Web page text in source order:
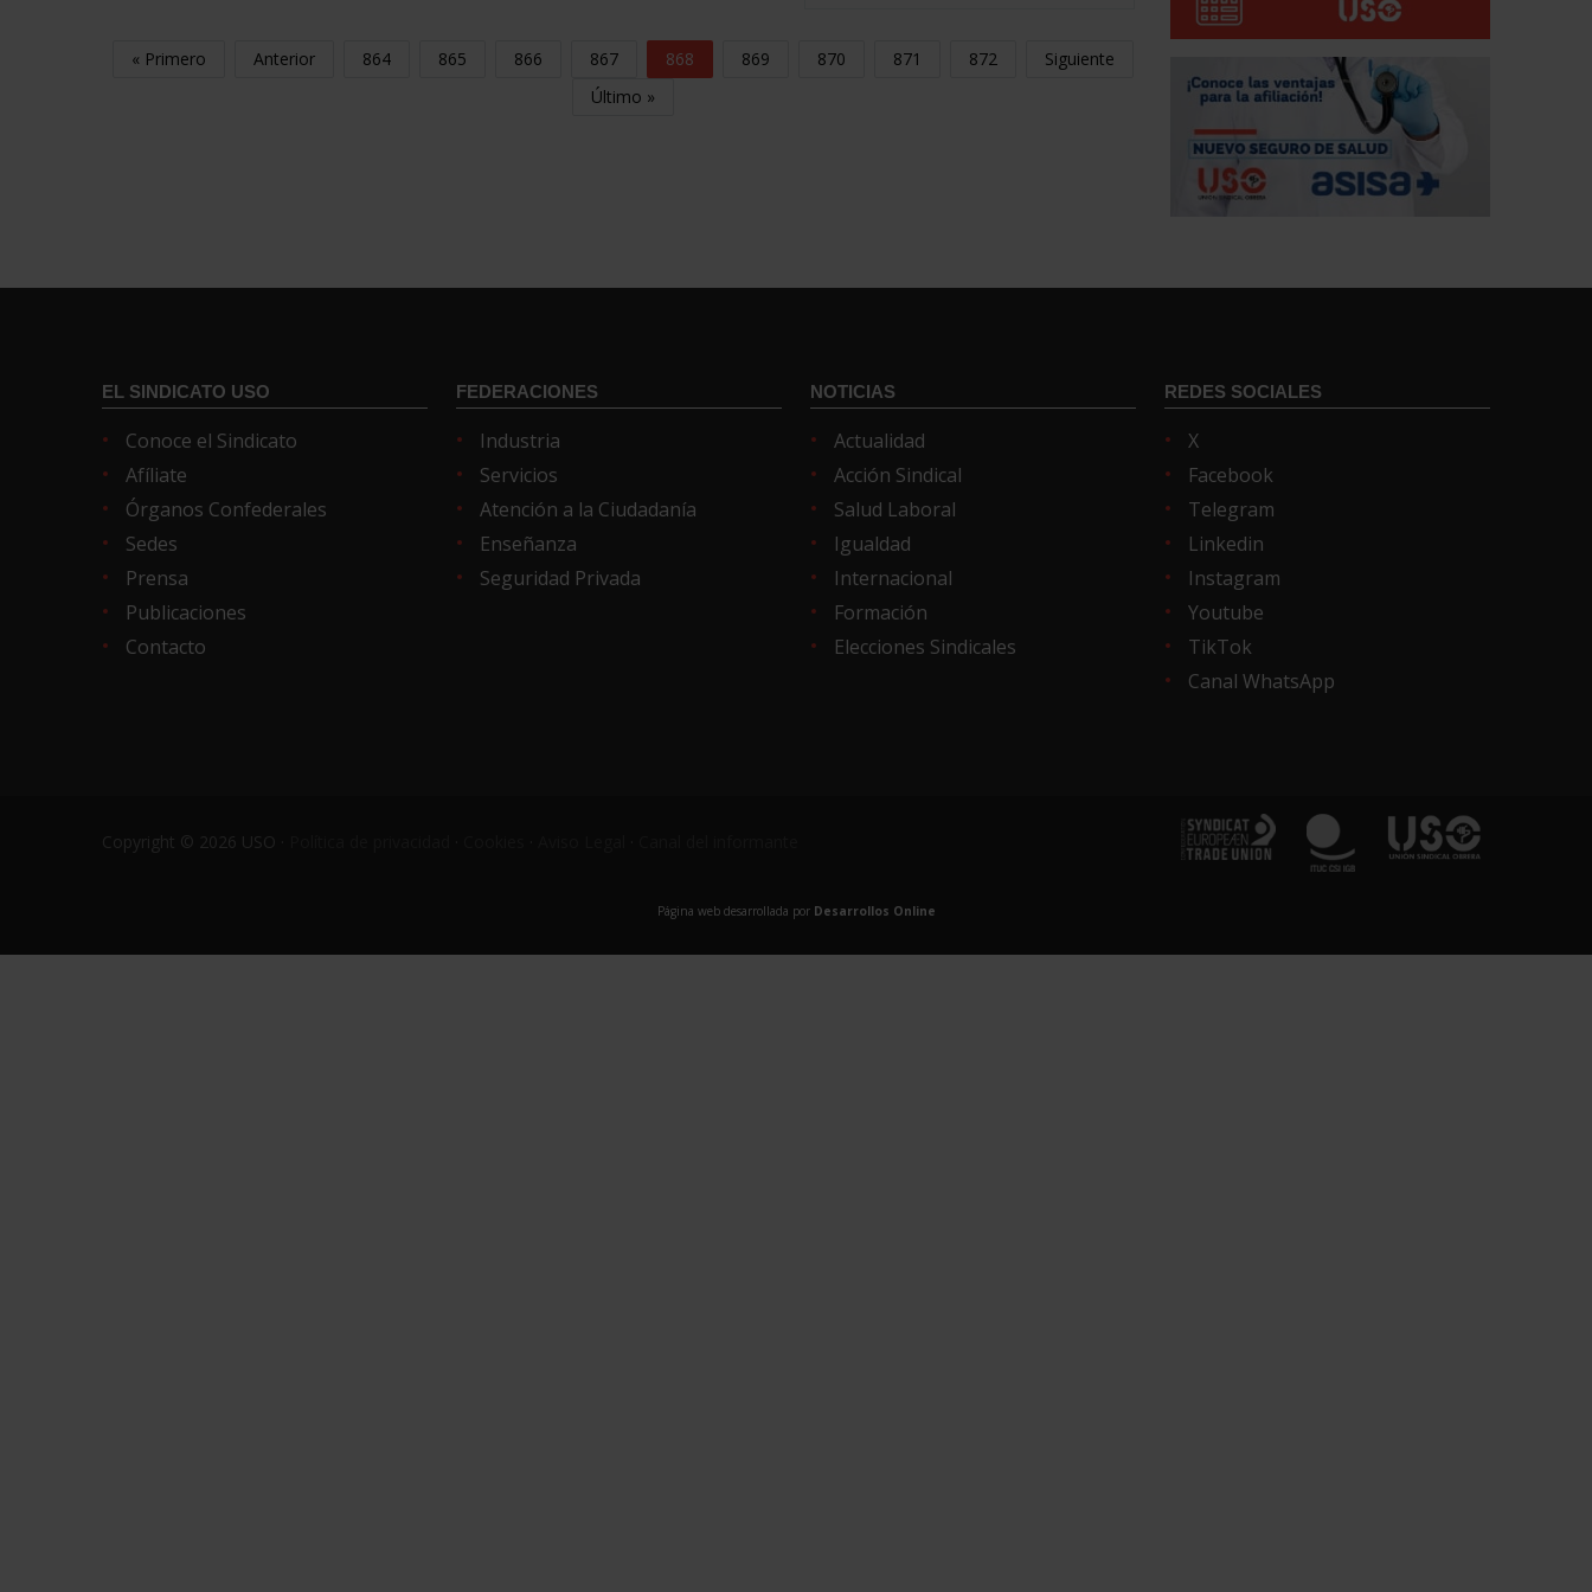
« Primero Anterior 864 865 866 867 868 869 870 871 872
Siguiente
Último »
EL SINDICATO USO
Conoce el Sindicato
Afíliate
Órganos Confederales
Sedes
Prensa
Publicaciones
Contacto
FEDERACIONES
Industria
Servicios
Atención a la Ciudadanía
Enseñanza
Seguridad Privada
NOTICIAS
Actualidad
Acción Sindical
Salud Laboral
Igualdad
Internacional
Formación
Elecciones Sindicales
REDES SOCIALES
X
Facebook
Telegram
Linkedin
Instagram
Youtube
TikTok
Canal WhatsApp
Copyright © 2026 USO ·
Página web desarrollada por Desarrollos Online